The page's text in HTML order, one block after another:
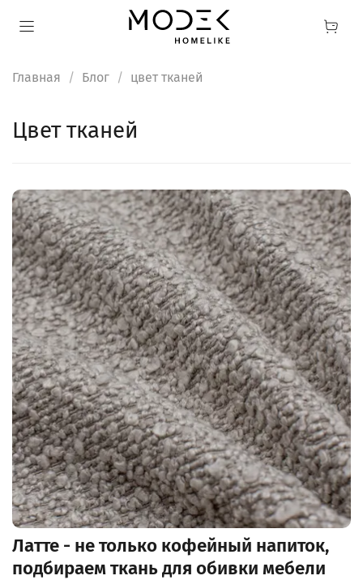
Главная Блог цвет тканей
цвет тканей
Латте - не только кофейный напиток,
подбираем ткань для обивки мебели